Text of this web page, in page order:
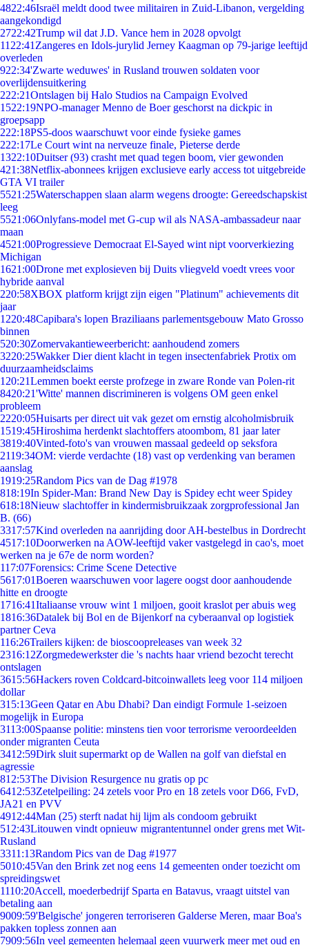
4822:46Israël meldt dood twee militairen in Zuid-Libanon, vergelding
aangekondigd
2722:42Trump wil dat J.D. Vance hem in 2028 opvolgt
11 22:41 Zangeres en Idols-jurylid Jerney Kaagman op 79-jarige leeftijd
overleden
922:34'Zwarte weduwes' in Rusland trouwen soldaten voor
overlijdensuitkering
222:21Ontslagen bij Halo Studios na Campaign Evolved
1522:19NPO-manager Menno de Boer geschorst na dickpic in
groepsapp
222:18PS5-doos waarschuwt voor einde fysieke games
222:17Le Court wint na nerveuze finale, Pieterse derde
1322:10Duitser (93) crasht met quad tegen boom, vier gewonden
421:38Netflix-abonnees krijgen exclusieve early access tot uitgebreide
GTA VI trailer
5521:25Waterschappen slaan alarm wegens droogte: Gereedschapskist
leeg
5521:06Onlyfans-model met G-cup wil als NASA-ambassadeur naar
maan
4521:00Progressieve Democraat El-Sayed wint nipt voorverkiezing
Michigan
1621:00Drone met explosieven bij Duits vliegveld voedt vrees voor
hybride aanval
220:58XBOX platform krijgt zijn eigen "Platinum" achievements dit
jaar
1220:48Capibara's lopen Braziliaans parlementsgebouw Mato Grosso
binnen
520:30Zomervakantieweerbericht: aanhoudend zomers
3220:25Wakker Dier dient klacht in tegen insectenfabriek Protix om
duurzaamheidsclaims
1 20:21Lemmen boekt eerste profzege in zware Ronde van Polen-rit
8420:21'Witte' mannen discrimineren is volgens OM geen enkel
probleem
2220:05Huisarts per direct uit vak gezet om ernstig alcoholmisbruik
1519:45Hiroshima herdenkt slachtoffers atoombom, 81 jaar later
3819:40Vinted-foto's van vrouwen massaal gedeeld op seksfora
2119:34OM: vierde verdachte (18) vast op verdenking van beramen
aanslag
1919:25Random Pics van de Dag #1978
818:19In Spider-Man: Brand New Day is Spidey echt weer Spidey
618:18Nieuw slachtoffer in kindermisbruikzaak zorgprofessional Jan
B. (66)
3317:57Kind overleden na aanrijding door AH-bestelbus in Dordrecht
4517:10Doorwerken na AOW-leeftijd vaker vastgelegd in cao's, moet
werken na je 67e de norm worden?
117:07Forensics: Crime Scene Detective
5617:01Boeren waarschuwen voor lagere oogst door aanhoudende
hitte en droogte
1716:41Italiaanse vrouw wint 1 miljoen, gooit kraslot per abuis weg
1816:36Datalek bij Bol en de Bijenkorf na cyberaanval op logistiek
partner Ceva
116:26Trailers kijken: de bioscoopreleases van week 32
2316:12Zorgmedewerkster die 's nachts haar vriend bezocht terecht
ontslagen
3615:56Hackers roven Coldcard-bitcoinwallets leeg voor 114 miljoen
dollar
315:13Geen Qatar en Abu Dhabi? Dan eindigt Formule 1-seizoen
mogelijk in Europa
3113:00Spaanse politie: minstens tien voor terrorisme veroordeelden
onder migranten Ceuta
3412:59Dirk sluit supermarkt op de Wallen na golf van diefstal en
agressie
812:53The Division Resurgence nu gratis op pc
6412:53Zetelpeiling: 24 zetels voor Pro en 18 zetels voor D66, FvD,
JA21 en PVV
4912:44Man (25) sterft nadat hij lijm als condoom gebruikt
512:43Litouwen vindt opnieuw migrantentunnel onder grens met Wit-
Rusland
3311:13Random Pics van de Dag #1977
5010:45Van den Brink zet nog eens 14 gemeenten onder toezicht om
spreidingswet
1110:20Accell, moederbedrijf Sparta en Batavus, vraagt uitstel van
betaling aan
9009:59'Belgische' jongeren terroriseren Galderse Meren, maar Boa's
pakken topless zonnen aan
7909:56In veel gemeenten helemaal geen vuurwerk meer met oud en